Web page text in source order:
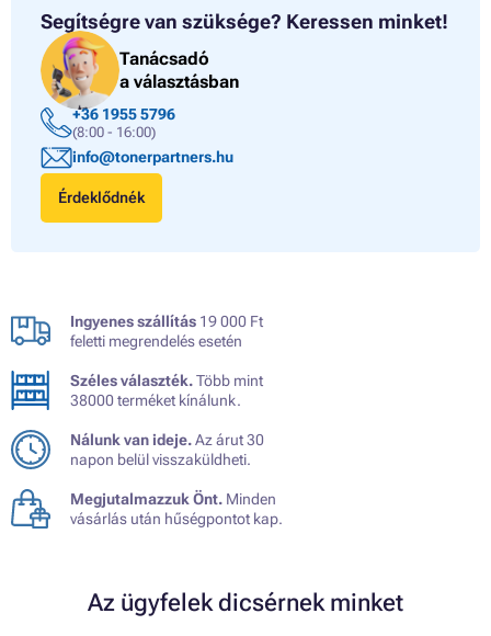
Segítségre van szüksége? Keressen minket!
Tanácsadó
a választásban
+36 1955 5796
(8:00 - 16:00)
info@tonerpartners.hu
Érdeklődnék
Ingyenes szállítás 19 000 Ft
feletti megrendelés esetén
Széles választék.Több mint
38000 terméket kínálunk.
Nálunk van ideje.Az árut 30
napon belül visszaküldheti.
Megjutalmazzuk Önt. Minden
vásárlás után hűségpontot kap.
Az ügyfelek dicsérnek minket